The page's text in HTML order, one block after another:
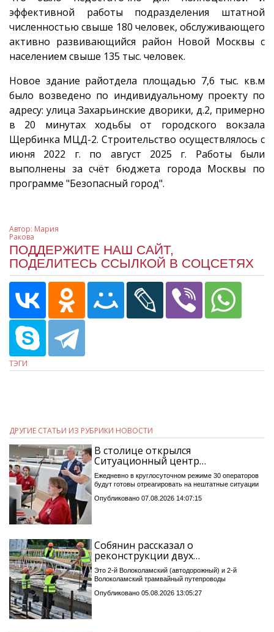
эффективной работы подразделения штатной
численностью свыше 180 человек, обслуживающего
активно развивающийся район Новой Москвы с
населением свыше 135 тыс. человек.
Новое здание райотдела площадью 7,6 тыс. кв.м
было возведено по индивидуальному проекту по
адресу: улица Захарьинские дворики, д.2, примерно
в 20 минутах ходьбы от городского вокзала
Щербинка МЦД-2. Строительство осуществлялось с
июня 2022 г. по август 2025 г. Работы были
выполнены за счёт бюджета города Москвы по
программе "Безопасный город".
Автор: Мария
Ракова
ПОДДЕРЖИТЕ НАШ САЙТ,
ПОДЕЛИТЕСЬ ССЫЛКОЙ В СОЦСЕТЯХ
ТЭГИ
ДРУГИЕ СТАТЬИ ИЗ РУБРИКИ НОВОСТИ
В столице открылся
Ситуационный центр…
Ежедневно в круглосуточном режиме 30 операторов
будут готовы отреагировать на нештатные ситуации
Опубликовано 07.08.2026 14:07:15
Собянин рассказал о
реконструкции двух…
Это 2-й Волоколамский (автодорожный) и 2-й
Волоколамский трамвайный путепроводы
Опубликовано 05.08.2026 13:05:27